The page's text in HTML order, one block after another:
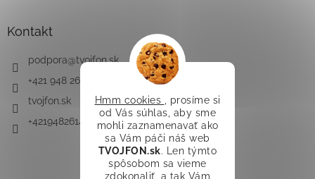
Hmm cookies
, prosíme si
od Vás súhlas, aby sme
mohli zaznamenavať ako
sa Vám páči náš web
TVOJFON.sk. Len týmto
spôsobom sa vieme
zdokonaliť, a tak Vám
Kontakt
podpora@tvojfon.sk
+421 948 261 491
tvojfon.sk
+421948261491